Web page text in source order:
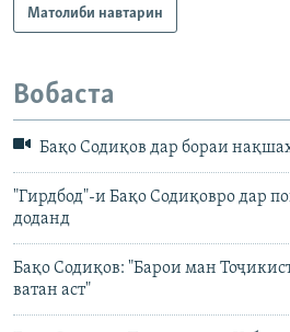
Матолиби навтарин
Вобаста
Бақо Содиқов дар бораи
"Гирдбод"-и Бақо Содиқовро дар
доданд
Бақо Содиқов: "Барои ман
ватан аст"